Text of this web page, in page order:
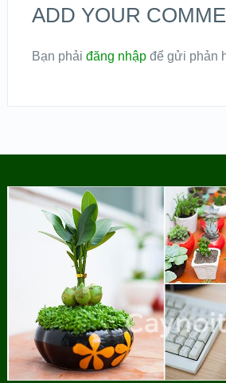
ADD YOUR
Bạn phải đăng nhậpđể gửi phản